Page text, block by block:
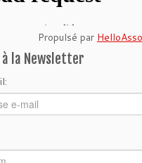
Propulsé par HelloAsso
la Newsletter